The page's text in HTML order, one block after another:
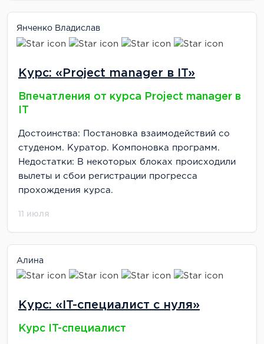
Янченко Владислав
Курс: «Project manager в IT»
Впечатления от курса Project manager в
IT
Достоинства: Постановка взаимодействий со
студеном. Куратор. Компоновка программ.
Недостатки: В некоторых блоках происходили
вылеты и сбои регистрации прогресса
прохождения курса.
11 июля
Алина
Курс: «IT-специалист с нуля»
Курс IT-специалист